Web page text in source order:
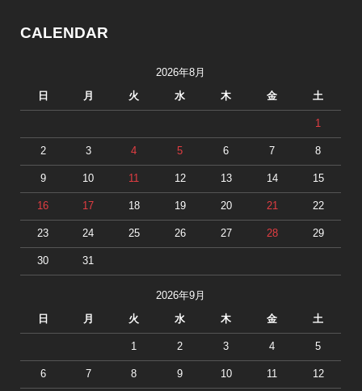
CALENDAR
2026年8月
日 月 火 水 木 金 土
1
2 3 4 5 6 7 8
9 10 11 12 13 14 15
16 17 18 19 20 21 22
23 24 25 26 27 28 29
30 31
2026年9月
日 月 火 水 木 金 土
1 2 3 4 5
6 7 8 9 10 11 12